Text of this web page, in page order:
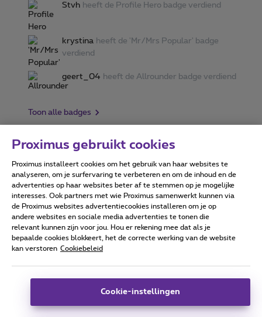
Stvh heeft de Profile Hero badge verdiend
krystina heeft de 'Mr/Mrs Popular' badge
verdiend
geert_04 heeft de Allrounder badge verdiend
Toon alle badges
Forumvoorwaarden Accessibility statement
Alle rechten voorbehouden. © Proximus
Algemene voorwaarden, consumenteninfo
Deze website is gecreëerd en wordt beheerd conform het
Koning Albert II-laan 27 - B-1030 Brussel.
Proximus gebruikt cookies
Proximus installeert cookies om het gebruik van haar websites te
analyseren, om je surfervaring te verbeteren en om de inhoud en de
advertenties op haar websites beter af te stemmen op je mogelijke
interesses. Ook partners met wie Proximus samenwerkt kunnen via
de Proximus websites advertentiecookies installeren om je op
andere websites en sociale media advertenties te tonen die
relevant kunnen zijn voor jou. Hou er rekening mee dat als je
bepaalde cookies blokkeert, het de correcte werking van de website
kan verstoren Cookiebeleid
Cookie-instellingen